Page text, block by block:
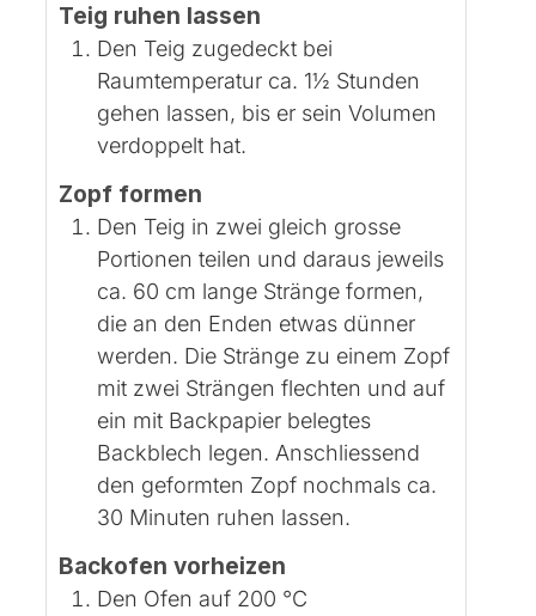
Teig ruhen lassen
Den Teig zugedeckt bei
Raumtemperatur ca. 1½ Stunden
gehen lassen, bis er sein Volumen
verdoppelt hat.
Zopf formen
Den Teig in zwei gleich grosse
Portionen teilen und daraus jeweils
ca. 60 cm lange Stränge formen,
die an den Enden etwas dünner
werden. Die Stränge zu einem Zopf
mit zwei Strängen flechten und auf
ein mit Backpapier belegtes
Backblech legen. Anschliessend
den geformten Zopf nochmals ca.
30 Minuten ruhen lassen.
Backofen vorheizen
Den Ofen auf 200 °C